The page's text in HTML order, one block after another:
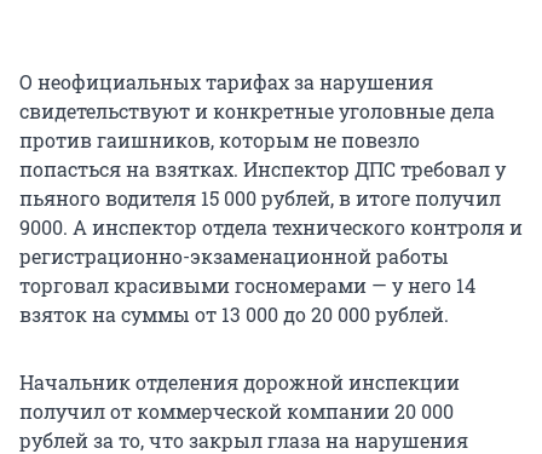
О неофициальных тарифах за нарушения
свидетельствуют и конкретные уголовные дела
против гаишников, которым не повезло
попасться на взятках. Инспектор ДПС требовал у
пьяного водителя 15 000 рублей, в итоге получил
9000. А инспектор отдела технического контроля и
регистрационно-экзаменационной работы
торговал красивыми госномерами — у него 14
взяток на суммы от 13 000 до 20 000 рублей.
Начальник отделения дорожной инспекции
получил от коммерческой компании 20 000
рублей за то, что закрыл глаза на нарушения